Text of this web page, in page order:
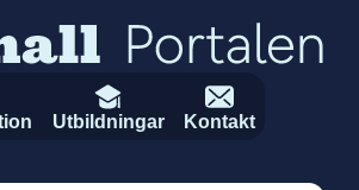
Utbildningar
Kontakt